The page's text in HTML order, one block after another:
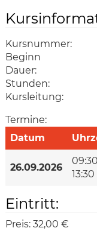
Kursnummer:
Beginn
Dauer:
Stunden:
Kursleitung:
Termine:
Datum
26.09.2026
Eintritt:
Preis: 32,00 €